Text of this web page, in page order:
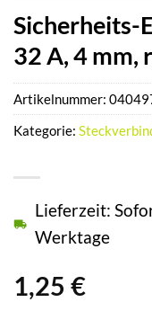
Sicherheits-
32 A, 4 mm,
1,25 €
Lieferzeit:
Werktage
Artikelnummer:
Kategorie: